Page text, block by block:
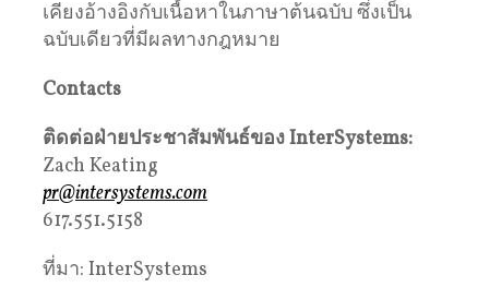
เคียงอ้างอิงกับเนื้อหาในภาษาต้นฉบับ ซึ่งเป็น
ฉบับเดียวที่มีผลทางกฎหมาย
Contacts
ติดต่อฝ่ายประชาสัมพันธ์ของInterSystems:
Zach Keating
pr@intersystems.com
617.551.5158
ที่มา: InterSystems